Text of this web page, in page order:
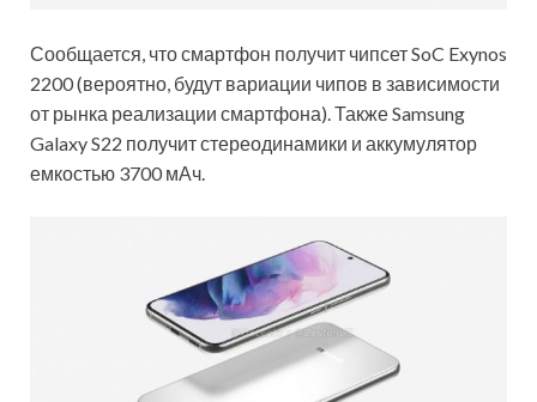
Сообщается, что смартфон получит чипсет SoC Exynos
2200 (вероятно, будут вариации чипов в зависимости
от рынка реализации смартфона). Также Samsung
Galaxy S22 получит стереодинамики и аккумулятор
емкостью 3700 мАч.